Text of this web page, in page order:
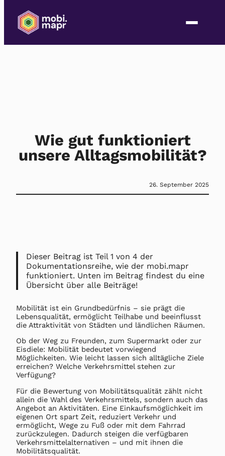
Wie gut funktioniert
unsere Alltagsmobilität?
26. September 2025
Dieser Beitrag ist Teil 1 von 4 der
Dokumentationsreihe, wie der mobi.mapr
funktioniert. Unten im Beitrag findest du eine
Übersicht über alle Beiträge!
Mobilität ist ein Grundbedürfnis – sie prägt die
Lebensqualität, ermöglicht Teilhabe und beeinflusst
die Attraktivität von Städten und ländlichen Räumen.
Ob der Weg zu Freunden, zum Supermarkt oder zur
Eisdiele: Mobilität bedeutet vorwiegend
Möglichkeiten. Wie leicht lassen sich alltägliche Ziele
erreichen? Welche Verkehrsmittel stehen zur
Verfügung?
Für die Bewertung von Mobilitätsqualität zählt nicht
allein die Wahl des Verkehrsmittels, sondern auch das
Angebot an Aktivitäten. Eine Einkaufsmöglichkeit im
eigenen Ort spart Zeit, reduziert Verkehr und
ermöglicht, Wege zu Fuß oder mit dem Fahrrad
zurückzulegen. Dadurch steigen die verfügbaren
Verkehrsmittelalternativen – und mit ihnen die
Mobilitätsqualität.